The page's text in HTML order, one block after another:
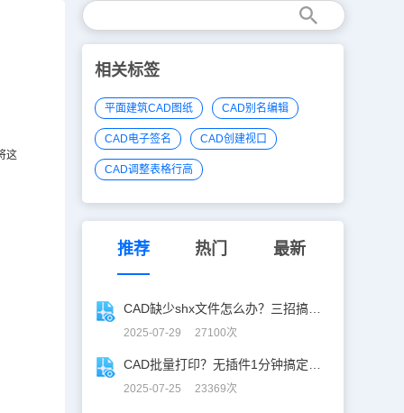
这
相关标签
平面建筑CAD图纸 CAD别名编辑
CAD电子签名 CAD创建视口
CAD调整表格行高
推荐 热门 最新
2025-07-29 27100次
2025-07-25 23369次